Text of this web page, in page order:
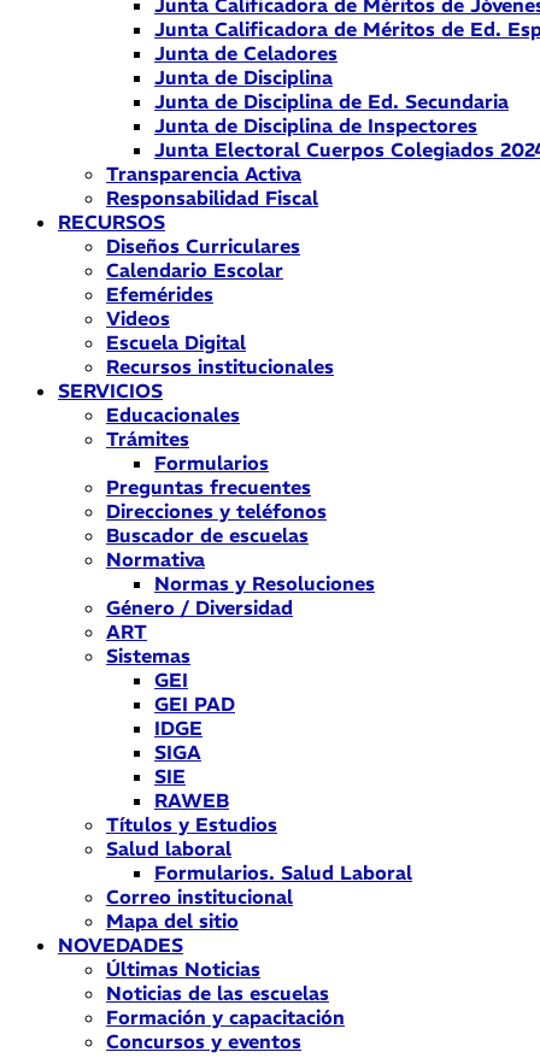
Junta Calificadora de Méritos de
Junta Calificadora de Méritos de Ed.
Junta de Celadores
Junta de Disciplina
Junta de Disciplina de Ed. Secundaria
Junta de Disciplina de Inspectores
Junta Electoral Cuerpos Colegiados
Transparencia Activa
Responsabilidad Fiscal
RECURSOS
Diseños Curriculares
Calendario Escolar
Efemérides
Videos
Escuela Digital
Recursos institucionales
SERVICIOS
Educacionales
Trámites
Formularios
Preguntas frecuentes
Direcciones y teléfonos
Buscador de escuelas
Normativa
Normas y Resoluciones
Género / Diversidad
ART
Sistemas
GEI
GEI PAD
IDGE
SIGA
SIE
RAWEB
Títulos y Estudios
Salud laboral
Formularios. Salud Laboral
Correo institucional
Mapa del sitio
NOVEDADES
Últimas Noticias
Noticias de las escuelas
Formación y capacitación
Concursos y eventos